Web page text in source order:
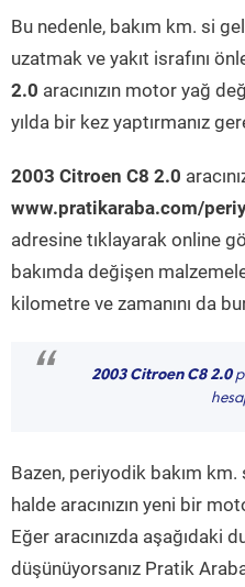
Bu nedenle, bakım km. si
uzatmak ve yakıt israfını
2.0 aracınızın motor yağ
yılda bir kez yaptırmanız
2003 Citroen C8 2.0
www.pratikaraba.com/
adresine tıklayarak online
bakımda değişen
kilometre ve zamanını da
“ 2003 Citroen C8 2.0
Bazen, periyodik bakım
halde aracınızın yeni bir
Eğer aracınızda aşağıdaki
düşünüyorsanız Pratik